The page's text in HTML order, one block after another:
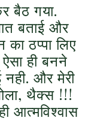
बैठ गया.
बताई और
ठप्पा लिए
ही बनने
नही. और मेरी
थैक्स !!!
आत्मविश्वास